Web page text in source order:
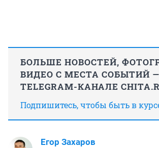
БОЛЬШЕ НОВОСТЕЙ,
ВИДЕО С МЕСТА СОБЫТИЙ
TELEGRAM-КАНАЛЕ
Подпишитесь, чтобы быть в
Егор Захаров